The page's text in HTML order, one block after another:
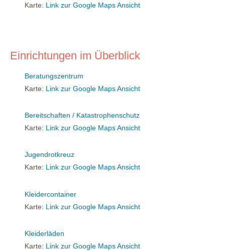
Karte: Link zur Google Maps Ansicht
Einrichtungen im Überblick
Beratungszentrum
Karte: Link zur Google Maps Ansicht
Bereitschaften / Katastrophenschutz
Karte: Link zur Google Maps Ansicht
Jugendrotkreuz
Karte: Link zur Google Maps Ansicht
Kleidercontainer
Karte: Link zur Google Maps Ansicht
Kleiderläden
Karte: Link zur Google Maps Ansicht